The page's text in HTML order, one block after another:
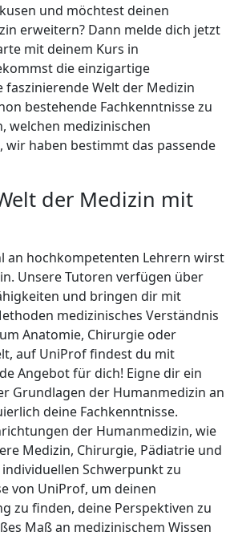
und möchtest deinen
erweitern? Dann melde dich jetzt
mit deinem Kurs in
die einzigartige
faszinierende Welt der Medizin
bestehende Fachkenntnisse zu
welchen medizinischen
wir haben bestimmt das passende
der Medizin mit
an hochkompetenten Lehrern wirst
Unsere Tutoren verfügen über
und bringen dir mit
medizinisches Verständnis
Anatomie, Chirurgie oder
auf UniProf findest du mit
Angebot für dich! Eigne dir ein
Grundlagen der Humanmedizin an
deine Fachkenntnisse.
der Humanmedizin, wie
Medizin, Chirurgie, Pädiatrie und
Schwerpunkt zu
von UniProf, um deinen
zu finden, deine Perspektiven zu
Maß an medizinischem Wissen